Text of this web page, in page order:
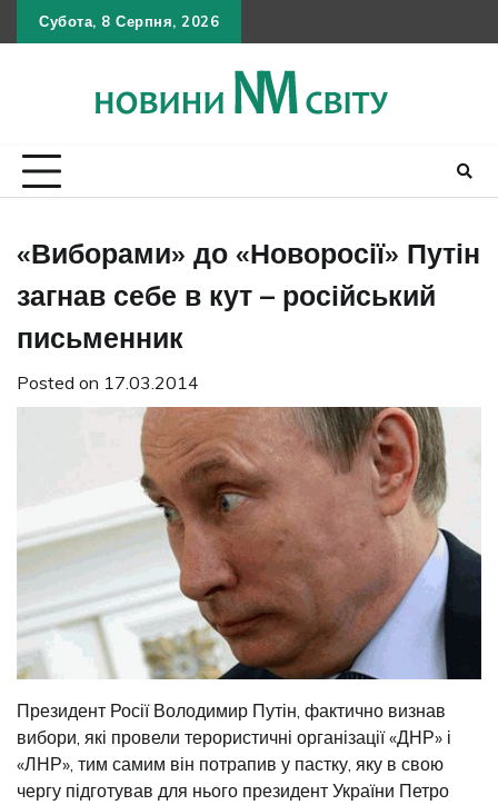
to
Субота, 8 Серпня, 2026
«Виборами» до «Новоросії» Путін
загнав себе в кут – російський
письменник
Posted on 17.03.2014
Президент Росії Володимир Путін, фактично визнав
вибори, які провели терористичні організації «ДНР» і
«ЛНР», тим самим він потрапив у пастку, яку в свою
чергу підготував для нього президент України Петро